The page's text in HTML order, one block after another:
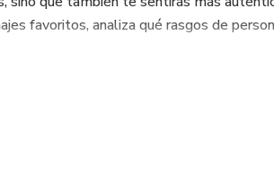
favoritos, analiza qué rasgos de